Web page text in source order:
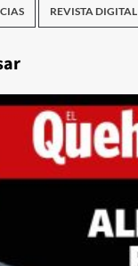
REVISTA DIGITAL